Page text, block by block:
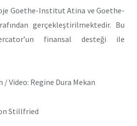
Goethe-Institut Atina ve Goethe-
gerçekleştirilmektedir. Bu
finansal desteği ile
/ Video: Regine Dura Mekan
Stillfried